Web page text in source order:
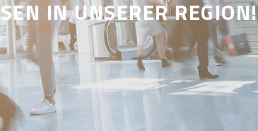
IN UNSERER REGION!